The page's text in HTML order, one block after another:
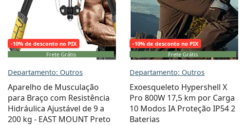
-10% de desconto no PIX
Frete Grátis
Departamento: Outros
Aparelho de Musculação
para Braço com Resistência
Hidráulica Ajustável de 9 a
200 kg - EAST MOUNT Preto
-10% de desconto no PIX
Frete Grátis
Departamento: Outros
Exoesqueleto Hypershell X
Pro 800W 17,5 km por Carga
10 Modos IA Proteção IP54 2
Baterias